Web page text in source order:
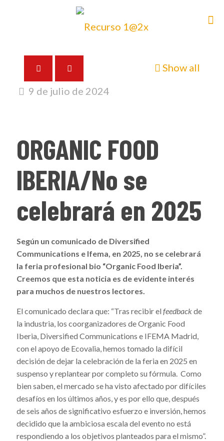
Show all
9 de julio de 2024
ORGANIC FOOD
IBERIA/No se
celebrará en 2025
Según un comunicado de Diversified
Communications e Ifema, en 2025, no se celebrará
la feria profesional bio “Organic Food Iberia”.
Creemos que esta noticia es de evidente interés
para muchos de nuestros lectores.
El comunicado declara que: “Tras recibir el feedbackde
la industria, los coorganizadores de Organic Food
Iberia, Diversified Communications e IFEMA Madrid,
con el apoyo de Ecovalia, hemos tomado la difícil
decisión de dejar la celebración de la feria en 2025 en
suspenso y replantear por completo su fórmula. Como
bien saben, el mercado se ha visto afectado por difíciles
desafíos en los últimos años, y es por ello que, después
de seis años de significativo esfuerzo e inversión, hemos
decidido que la ambiciosa escala del evento no está
respondiendo a los objetivos planteados para el mismo”.